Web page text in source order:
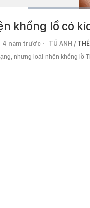
khổng lồ có
4 năm trước TÚ ANH /
nhưng loài nhện khổng lồ